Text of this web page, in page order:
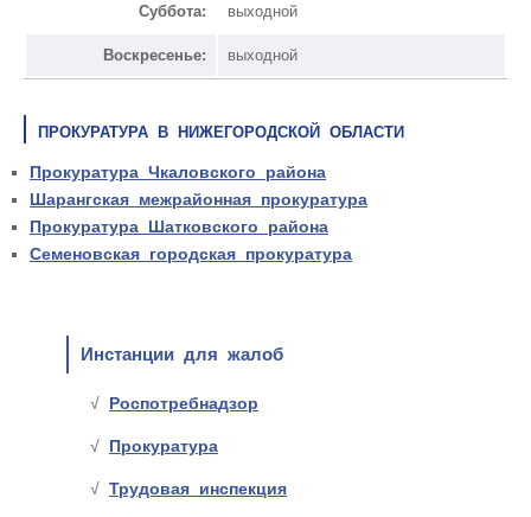
Суббота: выходной
Воскресенье: выходной
ПРОКУРАТУРА В НИЖЕГОРОДСКОЙ ОБЛАСТИ
Прокуратура Чкаловского района
Шарангская межрайонная прокуратура
Прокуратура Шатковского района
Семеновская городская прокуратура
Инстанции для жалоб
Роспотребнадзор
Прокуратура
Трудовая инспекция